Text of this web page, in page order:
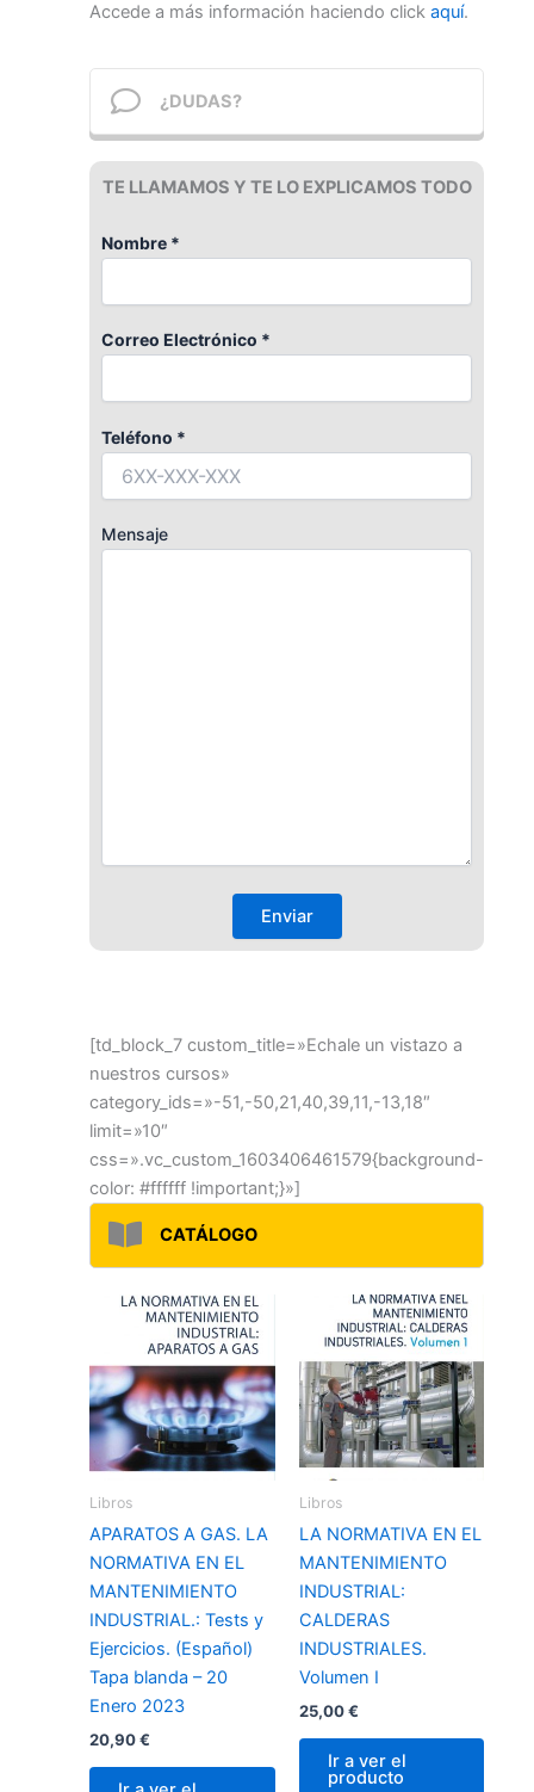
Accede a más información haciendo click aquí.
¿DUDAS?
TE LLAMAMOS Y TE LO EXPLICAMOS TODO
Nombre *
Correo Electrónico *
Teléfono *
Mensaje
[td_block_7 custom_title=»Echale un vistazo a
nuestros cursos»
category_ids=»-51,-50,21,40,39,11,-13,18″
limit=»10″
css=».vc_custom_1603406461579{background-
color: #ffffff !important;}»]
CATÁLOGO
Libros
APARATOS A GAS. LA
NORMATIVA EN EL
MANTENIMIENTO
INDUSTRIAL.: Tests y
Ejercicios. (Español)
Tapa blanda – 20
Enero 2023
20,90€
Libros
LA NORMATIVA EN EL
MANTENIMIENTO
INDUSTRIAL:
CALDERAS
INDUSTRIALES.
Volumen I
25,00€
Ir a ver el
producto